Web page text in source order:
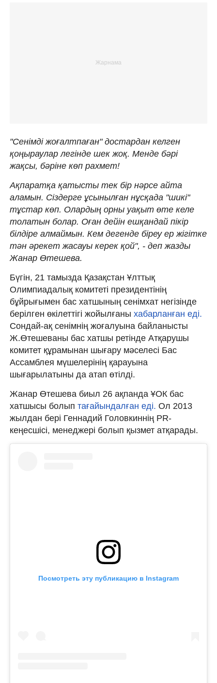
"Сенімді жоғалтпаған" достардан келген
қоңыраулар легінде шек жоқ. Менде бәрі
жақсы, бәріне көп рахмет!
Ақпаратқа қатысты тек бір нәрсе айта
аламын. Сіздерге ұсынылған нұсқада "шикі"
тұстар көп. Олардың орны уақыт өте келе
толатын болар. Оған дейін ешқандай пікір
білдіре алмаймын. Кем дегенде біреу ер жігітке
тән әрекет жасауы керек қой", - деп жазды
Жанар Өтешева.
Бүгін, 21 тамызда Қазақстан Ұлттық
Олимпиадалық комитеті президентінің
бұйрығымен бас хатшының сенімхат негізінде
берілген өкілеттігі жойылғаны хабарланған еді.
Сондай-ақ сенімнің жоғалуына байланысты
Ж.Өтешеваны бас хатшы ретінде Атқарушы
комитет құрамынан шығару мәселесі Бас
Ассамблея мүшелерінің қарауына
шығарылатыны да атап өтілді.
Жанар Өтешева биыл 26 ақпанда ҰОК бас
хатшысы болып тағайындалған еді. Ол 2013
жылдан бері Геннадий Головкиннің PR-
кеңесшісі, менеджері болып қызмет атқарады.
Посмотреть эту публикацию в Instagram